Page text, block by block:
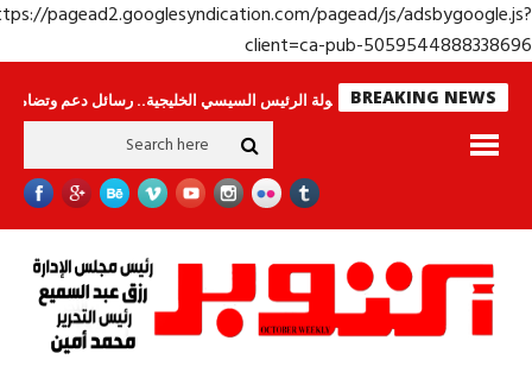
https://pagead2.googlesyndication.com/pagead/js/
client=ca-pub-
BREAKING NEWS
لا ينامون جولة الرئيس السيسي الخليجية.. رسائل دعم وتضامن للأشقاء